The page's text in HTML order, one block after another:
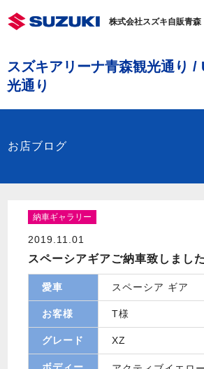
株式会社スズキ自販青森
スズキアリーナ青森観光通り /
光通り
お店ブログ
納車ギャラリー
2019.11.01
スペーシアギアご納車致しまし
愛車 スペーシア ギア
お客様 T様
グレード XZ